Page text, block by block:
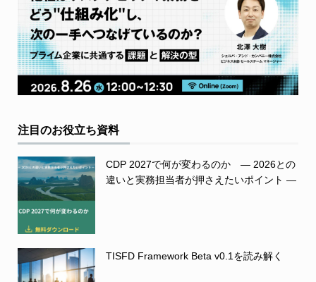
注目のお役立ち資料
CDP 2027で何が変わるのか ― 2026との
違いと実務担当者が押さえたいポイント ―
TISFD Framework Beta v0.1を読み解く